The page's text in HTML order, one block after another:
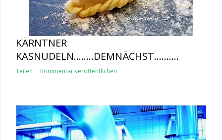
KÄRNTNER
KASNUDELN........DEMNÄCHST..........
Teilen Kommentar veröffentlichen